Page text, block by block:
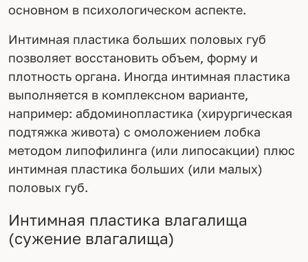
основном в психологическом аспекте.
Интимная пластика больших половых губ
позволяет восстановить объем, форму и
плотность органа. Иногда интимная пластика
выполняется в комплексном варианте,
например: абдоминопластика (хирургическая
подтяжка живота) с омоложением лобка
методом липофилинга (или липосакции) плюс
интимная пластика больших (или малых)
половых губ.
Интимная пластика влагалища
(сужение влагалища)